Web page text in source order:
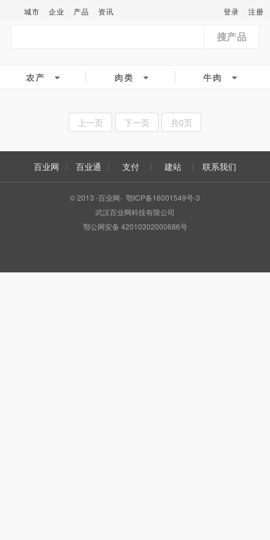
城市 企业 产品 资讯 登录 注册
搜产品
农产 肉类 牛肉
上一页 下一页 共0页
百业网 百业通 支付 建站 联系我们
© 2013 -百业网- 鄂ICP备16001549号-3
武汉百业网科技有限公司
鄂公网安备 42010302000686号